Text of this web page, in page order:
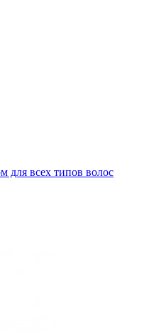
всех типов волос